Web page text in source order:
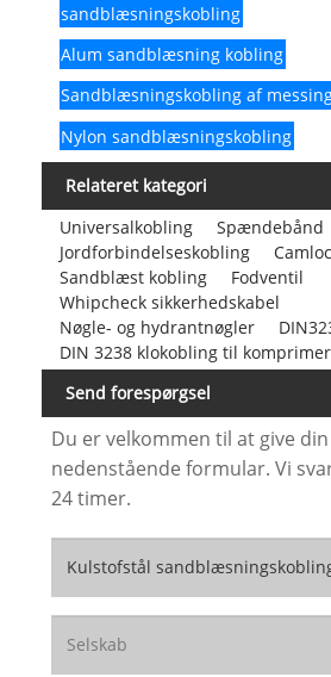
sandblæsningskobling
Alum sandblæsning kobling
Sandblæsningskobling af
Nylon sandblæsningskobling
Relateret kategori
Universalkobling
Spændebånd
Jordforbindelseskobling
Sandblæst kobling
Fodventil
Whipcheck sikkerhedskabel
Nøgle- og hydrantnøgler
DIN 3238 klokobling til
Send forespørgsel
Du er velkommen til at give
nedenstående formular. Vi
24 timer.